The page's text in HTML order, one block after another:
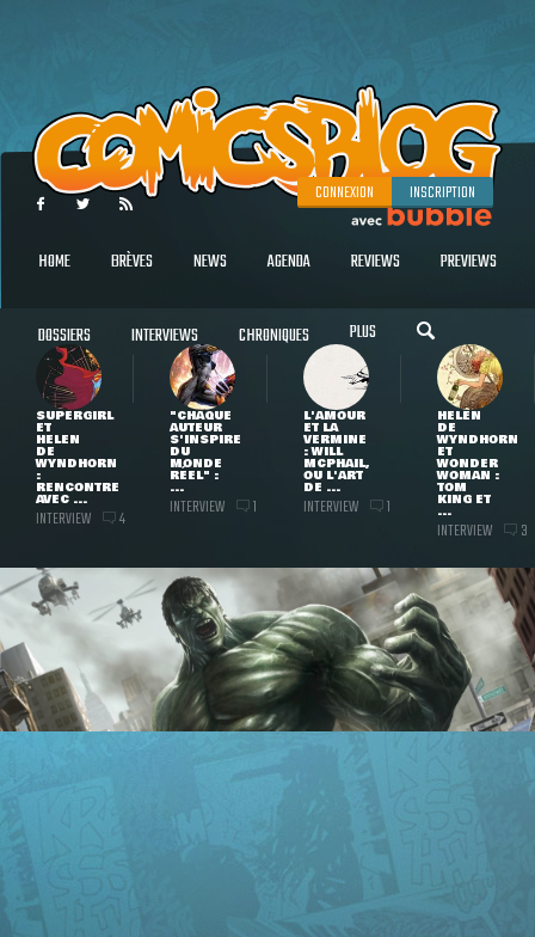
CONNEXION INSCRIPTION
HOME BRÈVES NEWS AGENDA REVIEWS PREVIEWS
DOSSIERS INTERVIEWS CHRONIQUES PLUS
SUPERGIRL
ET
HELEN
DE
WYNDHORN
:
RENCONTRE
AVEC ...
INTERVIEW 4
"CHAQUE
AUTEUR
S'INSPIRE
DU
MONDE
RÉEL" :
...
INTERVIEW 1
L'AMOUR
ET LA
VERMINE
: WILL
MCPHAIL,
OU L'ART
DE ...
INTERVIEW 1
HELEN
DE
WYNDHORN
ET
WONDER
WOMAN :
TOM
KING ET
...
INTERVIEW 3